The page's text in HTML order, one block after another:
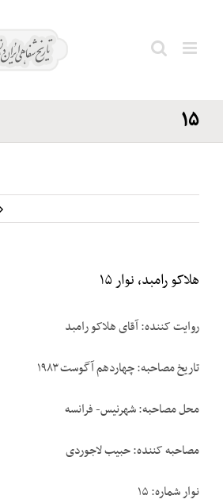
رامبد،
۱۵
هلاکو رامبد، نوار ۱۵
روایت کننده: آقای هلاکو رامبد
تاریخ مصاحبه: چهاردهم آگوست ۱۹۸۳
محل مصاحبه: شهرنیس- فرانسه
مصاحبه کننده: حبیب لاجوردی
نوار شماره: ۱۵